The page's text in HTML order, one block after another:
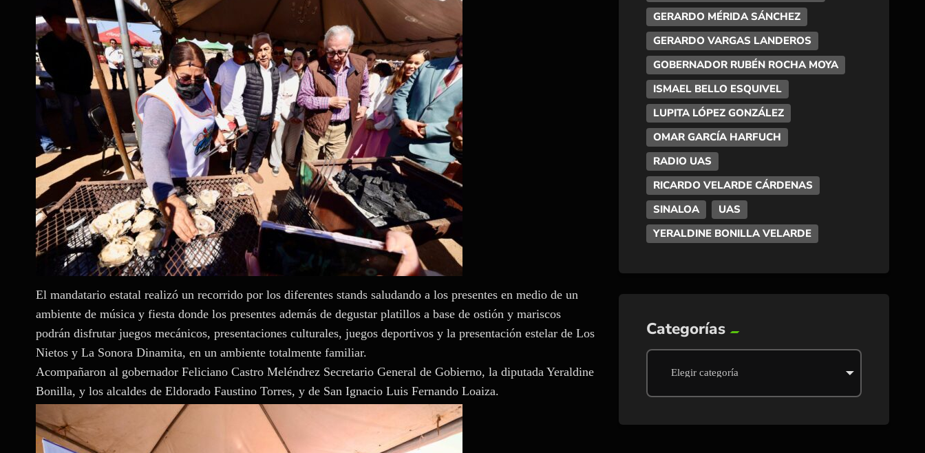
El mandatario estatal realizó un recorrido por los diferentes stands saludando a los presentes en medio de un
ambiente de música y fiesta donde los presentes además de degustar platillos a base de ostión y mariscos
podrán disfrutar juegos mecánicos, presentaciones culturales, juegos deportivos y la presentación estelar de Los
Nietos y La Sonora Dinamita, en un ambiente totalmente familiar.
Acompañaron al gobernador Feliciano Castro Meléndrez Secretario General de Gobierno, la diputada Yeraldine
Bonilla, y los alcaldes de Eldorado Faustino Torres, y de San Ignacio Luis Fernando Loaiza.
GERARDO MÉRIDA SÁNCHEZ
GERARDO VARGAS LANDEROS
GOBERNADOR RUBÉN ROCHA MOYA
ISMAEL BELLO ESQUIVEL
LUPITA LÓPEZ GONZÁLEZ
OMAR GARCÍA HARFUCH
RADIO UAS
RICARDO VELARDE CÁRDENAS
SINALOA
UAS
YERALDINE BONILLA VELARDE
Categorías